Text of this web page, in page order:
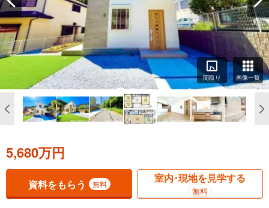
間取り 画像一覧
5,680万円
資料をもらう 無料 室内･現地を見学する
無料